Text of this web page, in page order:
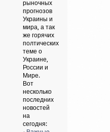
рыночных
прогнозов
Украины и
мира, а так
же горячих
полтических
теме о
Украине,
России и
Мире.
Вот
несколько
последних
новостей
на
сегодня: